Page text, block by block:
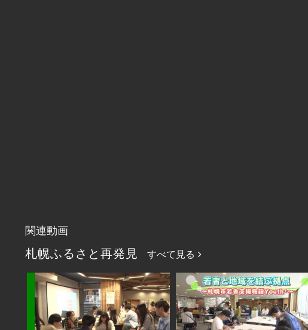
関連動画
札幌ふるさと再発見 すべて見る